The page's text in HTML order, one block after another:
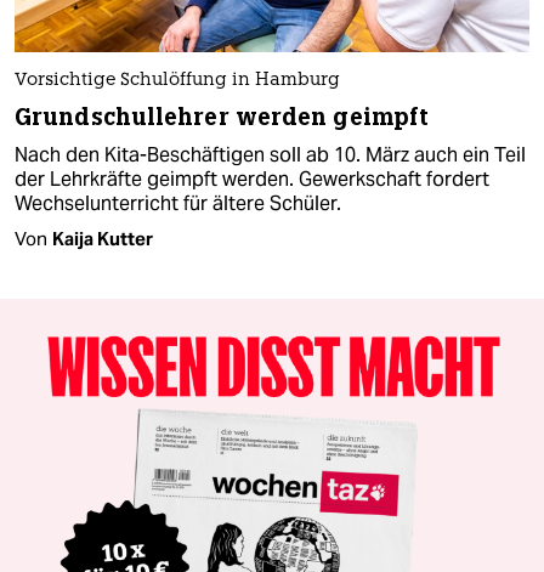
Vorsichtige Schulöffung in Hamburg
Grundschullehrer werden geimpft
Nach den Kita-Beschäftigen soll ab 10. März auch ein Teil
der Lehrkräfte geimpft werden. Gewerkschaft fordert
Wechselunterricht für ältere Schüler.
Von Kaija Kutter